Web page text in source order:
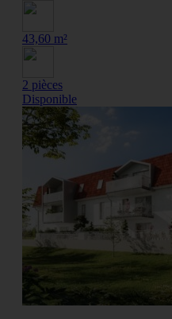
43,60 m²
2 pièces
Disponible